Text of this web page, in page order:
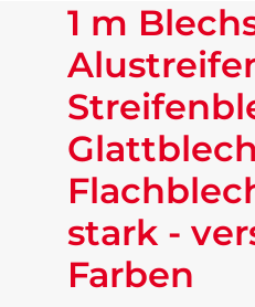
1 m
Glattblech
stark -
Farben